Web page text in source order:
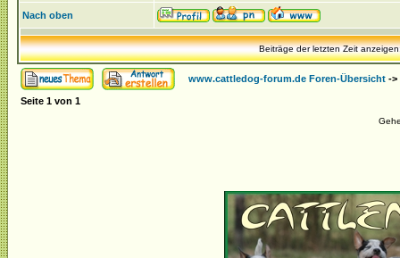
Nach oben
Beiträge der letzten Zeit
www.cattledog-forum.de Foren-Übersicht ->
Seite 1 von 1